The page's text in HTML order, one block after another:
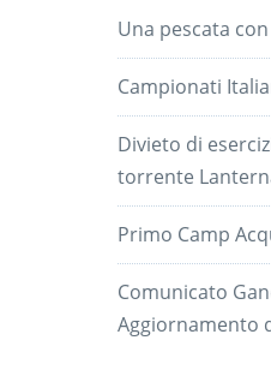
Una pescata
Campionati
Divieto di
torrente
Primo Camp
Comunicato
Aggiornamento